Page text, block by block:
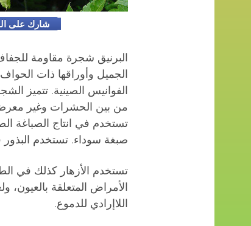
شارك على
البرنيق شجرة مقاومة
الجميل وأوراقها ذات
الفوانيس الصينية. تتميز
من بين الحشرات وغير
تستخدم في انتاج الصباغة
صبغة سوداء. تستخدم
تستخدم الأزهار كذلك في
الأمراض المتعلقة بالعيون،
اللاإرادي للدموع.